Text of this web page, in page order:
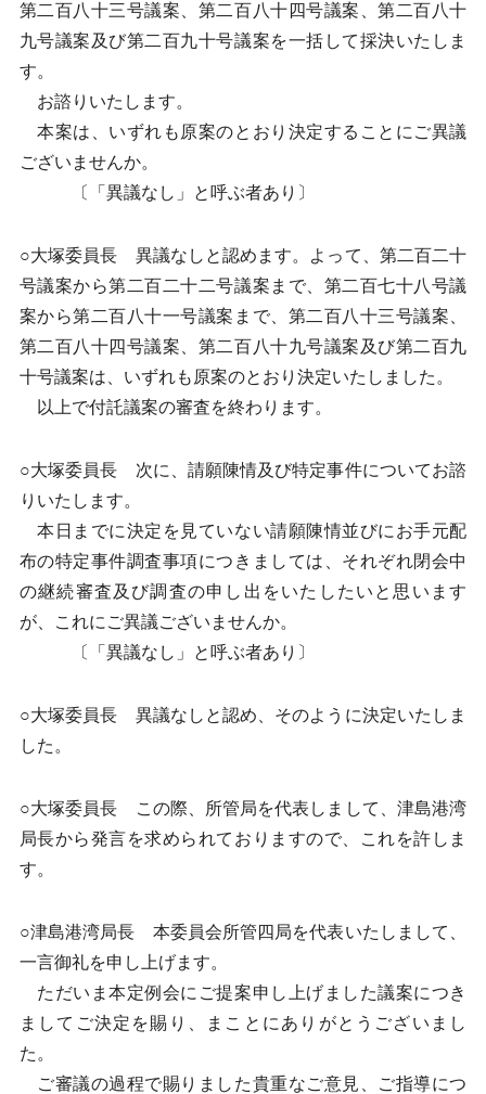
第二百八十三号議案、第二百八十四号議案、第二百八十
九号議案及び第二百九十号議案を一括して採決いたしま
す。
お諮りいたします。
本案は、いずれも原案のとおり決定することにご異議
ございませんか。
〔「異議なし」と呼ぶ者あり〕
○大塚委員長 異議なしと認めます。よって、第二百二十
号議案から第二百二十二号議案まで、第二百七十八号議
案から第二百八十一号議案まで、第二百八十三号議案、
第二百八十四号議案、第二百八十九号議案及び第二百九
十号議案は、いずれも原案のとおり決定いたしました。
以上で付託議案の審査を終わります。
○大塚委員長 次に、請願陳情及び特定事件についてお諮
りいたします。
本日までに決定を見ていない請願陳情並びにお手元配
布の特定事件調査事項につきましては、それぞれ閉会中
の継続審査及び調査の申し出をいたしたいと思います
が、これにご異議ございませんか。
〔「異議なし」と呼ぶ者あり〕
○大塚委員長 異議なしと認め、そのように決定いたしま
した。
○大塚委員長 この際、所管局を代表しまして、津島港湾
局長から発言を求められておりますので、これを許しま
す。
○津島港湾局長 本委員会所管四局を代表いたしまして、
一言御礼を申し上げます。
ただいま本定例会にご提案申し上げました議案につき
ましてご決定を賜り、まことにありがとうございまし
た。
ご審議の過程で賜りました貴重なご意見、ご指導につ